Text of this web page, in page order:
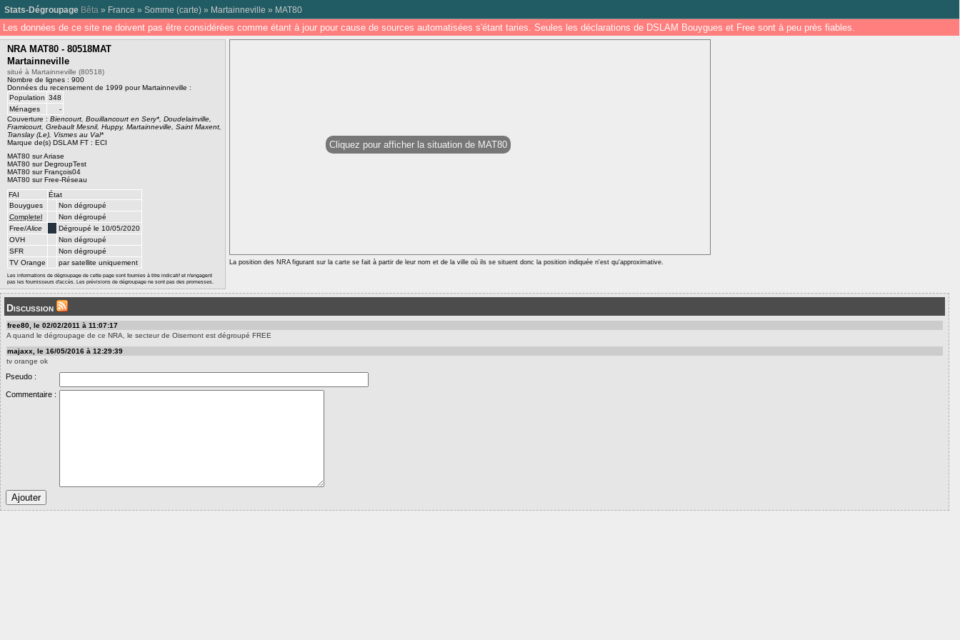
Stats-Dégroupage Bêta » France » Somme (carte) » Martainneville » MAT80
Les données de ce site ne doivent pas être considérées comme étant à jour pour cause de sources automatisées s'étant taries. Seules les déclarations de DSLAM Bouygues et Free sont à peu près fiables.
NRA MAT80 - 80518MAT
Martainneville
situé à Martainneville (80518)
Nombre de lignes : 900
Données du recensement de 1999 pour Martainneville :
Population 348
Ménages
-
Couverture : Biencourt, Bouillancourt en Sery*, Doudelainville,
Framicourt, Grebault Mesnil, Huppy, Martainneville, Saint Maxent,
Translay (Le), Vismes au Val*
Marque de(s) DSLAM FT : ECI
MAT80 sur Ariase
MAT80 sur DegroupTest
MAT80 sur François04
MAT80 sur Free-Réseau
FAI
État
Bouygues
Non dégroupé
Completel
Non dégroupé
Free/Alice
Dégroupé le 10/05/2020
OVH
Non dégroupé
SFR
Non dégroupé
TV Orange
par satellite uniquement
Les informations de dégroupage de cette page sont fournies à titre indicatif et n'engagent
pas les fournisseurs d'accès. Les prévisions de dégroupage ne sont pas des promesses.
Cliquez pour afficher la situation de MAT80
La position des NRA figurant sur la carte se fait à partir de leur nom et de la ville où ils se situent donc la position indiquée n'est qu'approximative.
Discussion
free80, le 02/02/2011 à 11:07:17
A quand le dégroupage de ce NRA, le secteur de Oisemont est dégroupé FREE
majaxx, le 16/05/2016 à 12:29:39
tv orange ok
Pseudo :
Commentaire :